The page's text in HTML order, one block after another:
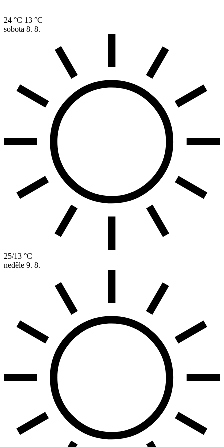
24 °C 13 °C
sobota 8. 8.
25/13 °C
neděle 9. 8.